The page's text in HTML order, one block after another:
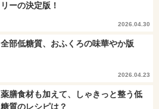
リーの決定版！
2026.04.30
全部低糖質、おふくろの味華やか版
2026.04.23
薬膳食材も加えて、しゃきっと整う低
糖質のレシピは？